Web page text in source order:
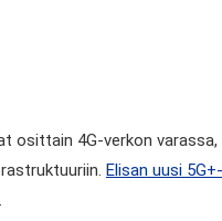
osittain 4G-verkon
Elisan uusi